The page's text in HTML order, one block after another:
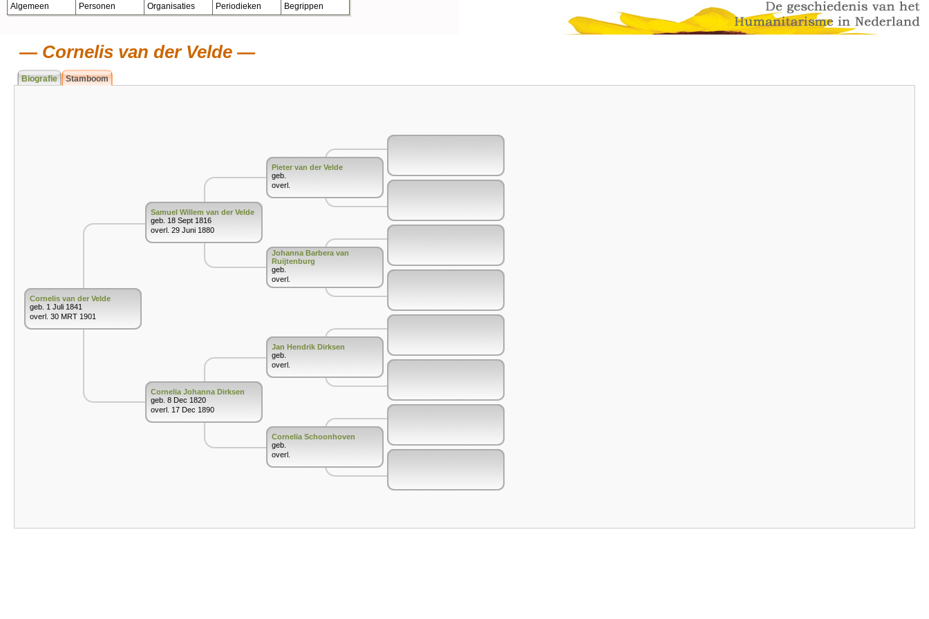
Algemeen Personen Organisaties Periodieken Begrippen
Cornelis van der Velde
Biografie Stamboom
Cornelis van der Velde
geb. 1 Juli 1841
overl. 30 MRT 1901
Samuel Willem van der Velde
geb. 18 Sept 1816
overl. 29 Juni 1880
Cornelia Johanna Dirksen
geb. 8 Dec 1820
overl. 17 Dec 1890
Pieter van der Velde
geb.
overl.
Johanna Barbera van
Ruijtenburg
geb.
overl.
Jan Hendrik Dirksen
geb.
overl.
Cornelia Schoonhoven
geb.
overl.